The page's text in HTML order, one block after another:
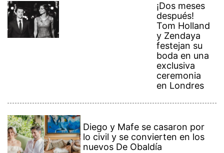
¡Dos meses
después!
Tom Holland
y Zendaya
festejan su
boda en una
exclusiva
ceremonia
en Londres
Diego y Mafe se casaron por
lo civil y se convierten en los
nuevos De Obaldía